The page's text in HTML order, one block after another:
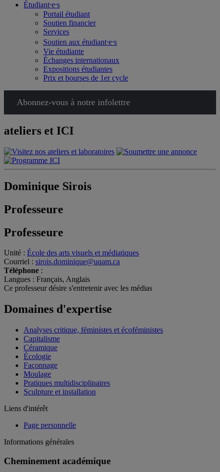
Étudiant⸱e⸱s
Portail étudiant
Soutien financier
Services
Soutien aux étudiant⸱e⸱s
Vie étudiante
Échanges internationaux
Expositions étudiantes
Prix et bourses de 1er cycle
Abonnez-vous à notre infolettre
ateliers et ICI
Dominique Sirois
Professeure
Professeure
Unité : École des arts visuels et médiatiques
Courriel : sirois.dominique@uqam.ca
Téléphone :
Langues : Français, Anglais
Ce professeur désire s'entretenir avec les médias
Domaines d'expertise
Analyses critique, féministes et écoféministes
Capitalisme
Céramique
Écologie
Façonnage
Moulage
Pratiques multidisciplinaires
Sculpture et installation
Liens d'intérêt
Page personnelle
Informations générales
Cheminement académique